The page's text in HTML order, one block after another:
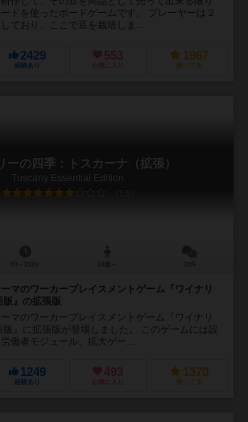
ドを使ったボードゲームです。 プレーヤーは２
ており、ここで豆を栽培しま...
2429
経験あり
553
お気に入り
1967
持ってる
ーの四季：トスカーナ（拡張）
Tuscany Essential Edition
7.5
マのワーカープレイスメントゲーム『ワイナリ
版』の拡張版
マのワーカープレイスメントゲーム『ワイナリ
』に拡張版が登場しました。 このゲームには設
働者モジュール、拡大ゲー...
1249
経験あり
493
お気に入り
1370
持ってる